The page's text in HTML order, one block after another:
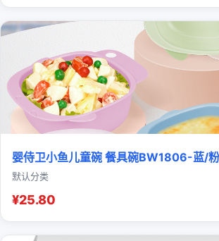
婴侍卫小鱼儿童碗 餐具碗BW1806-蓝/
默认分类
¥25.80